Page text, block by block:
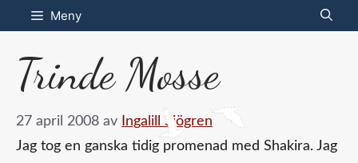
Hoppa
till
innehåll
Meny
Trinde Mosse
27 april 2008 av
Ingalill Sjögren
Jag tog en ganska tidig promenad med Shakira. Jag